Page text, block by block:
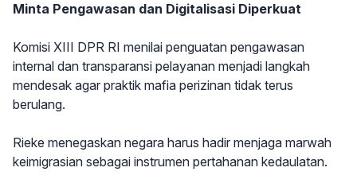
Minta Pengawasan dan Digitalisasi Diperkuat
Komisi XIII DPR RI menilai penguatan pengawasan
internal dan transparansi pelayanan menjadi langkah
mendesak agar praktik mafia perizinan tidak terus
berulang.
Rieke menegaskan negara harus hadir menjaga marwah
keimigrasian sebagai instrumen pertahanan kedaulatan.